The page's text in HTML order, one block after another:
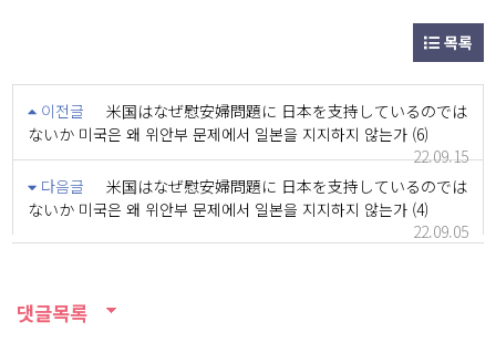
목록
이전글
米国はなぜ慰安婦問題に 日本を支持しているのでは
ないか 미국은 왜 위안부 문제에서 일본을 지지하지 않는가 (6)
22.09.15
다음글
米国はなぜ慰安婦問題に 日本を支持しているのでは
ないか 미국은 왜 위안부 문제에서 일본을 지지하지 않는가 (4)
22.09.05
댓글목록